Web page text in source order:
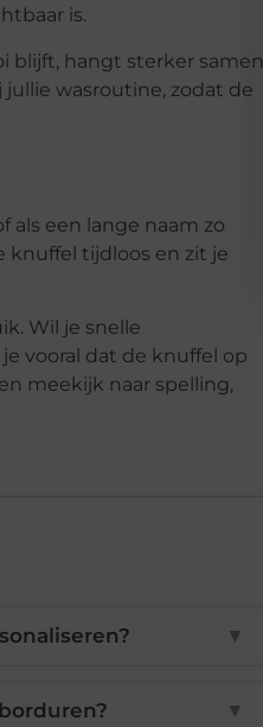
is.
blijft, hangt sterker samen
wasroutine, zodat de
als een lange naam zo
knuffel tijdloos en zit je
Wil je snelle
vooral dat de knuffel op
meekijk naar spelling,
▼
▼